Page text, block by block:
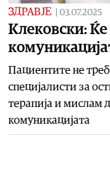
ЗДРАВЈЕ 03.07.2025
Клековски: Ќе
Пациентите не
специјалисти за
терапија и мислам
комуникацијата